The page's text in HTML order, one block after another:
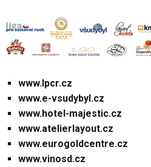
www.lpcr.cz
www.e-vsudybyl.cz
www.hotel-majestic.cz
www.atelierlayout.cz
www.eurogoldcentre.cz
www.vinosd.cz